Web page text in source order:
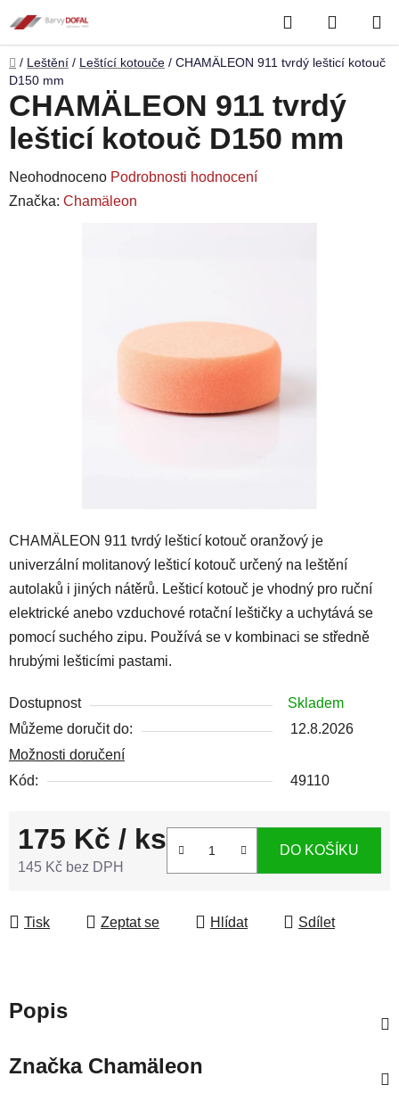
na
obsah
Hledat
KOŠÍK
Domů
/ Leštění / Leštící kotouče / CHAMÄLEON 911 tvrdý lešticí kotouč
D150 mm
CHAMÄLEON 911 tvrdý lešticí kotouč oranžový je
univerzální molitanový lešticí kotouč určený na leštění
autolaků i jiných nátěrů. Lešticí kotouč je vhodný pro ruční
elektrické anebo vzduchové rotační leštičky a uchytává se
pomocí suchého zipu. Používá se v kombinaci se středně
hrubými lešticími pastami.
Dostupnost
Skladem
Můžeme doručit do:
12.8.2026
Možnosti doručení
Kód:
49110
175 Kč / ks
145 Kč bez DPH
DO KOŠÍKU
Tisk Zeptat se Hlídat Sdílet
CHAMÄLEON 911 tvrdý
lešticí kotouč D150 mm
Průměrné
hodnocení
Neohodnoceno Podrobnosti hodnocení
Značka: Chamäleon
Popis
ZnačkaChamäleon